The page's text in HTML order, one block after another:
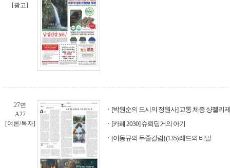
[광고]
27면
A27
[여론/독자]
[박원순의 도시의 정원사] 교통 체증 샹젤리
[카페 2030] 슈뢰딩거의 아기
[이동규의 두줄칼럼] (135) 레드의 비밀